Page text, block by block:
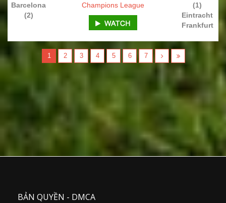
Barcelona
(2)
(1)
Eintracht
Frankfurt
Champions League
1 2 3 4 5 6 7
BẢN QUYỀN - DMCA